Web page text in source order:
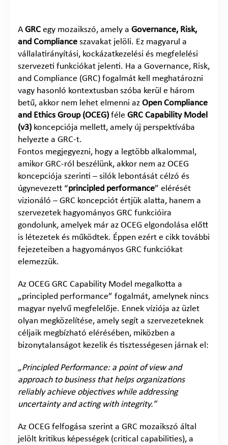
A GRC egy mozaikszó, amely a Governance, Risk,
and Compliance szavakat jelöli. Ez magyarul a
vállalatirányítási, kockázatkezelési és megfelelési
szervezeti funkciókat jelenti. Ha a Governance, Risk,
and Compliance (GRC) fogalmát kell meghatározni
vagy hasonló kontextusban szóba kerül e három
betű, akkor nem lehet elmenni az Open Compliance
and Ethics Group (OCEG) féle GRC Capability Model
(v3) koncepciója mellett, amely új perspektívába
helyezte a GRC-t.
Fontos megjegyezni, hogy a legtöbb alkalommal,
amikor GRC-ról beszélünk, akkor nem az OCEG
koncepciója szerinti – silók lebontását célzó és
úgynevezett “principled performance” elérését
vizionáló – GRC koncepciót értjük alatta, hanem a
szervezetek hagyományos GRC funkcióira
gondolunk, amelyek már az OCEG elgondolása előtt
is létezetek és működtek. Éppen ezért e cikk további
fejezeteiben a hagyományos GRC funkciókat
elemezzük.
Az OCEG GRC Capability Model megalkotta a
„principled performance” fogalmát, amelynek nincs
magyar nyelvű megfelelője. Ennek víziója az üzlet
olyan megközelítése, amely segít a szervezeteknek
céljaik megbízható elérésében, miközben a
bizonytalanságot kezelik és tisztességesen járnak el:
„Principled Performance: a point of view and
approach to business that helps organizations
reliably achieve objectives while addressing
uncertainty and acting with integrity.”
Az OCEG felfogása szerint a GRC mozaikszó által
jelölt kritikus képességek (critical capabilities), a